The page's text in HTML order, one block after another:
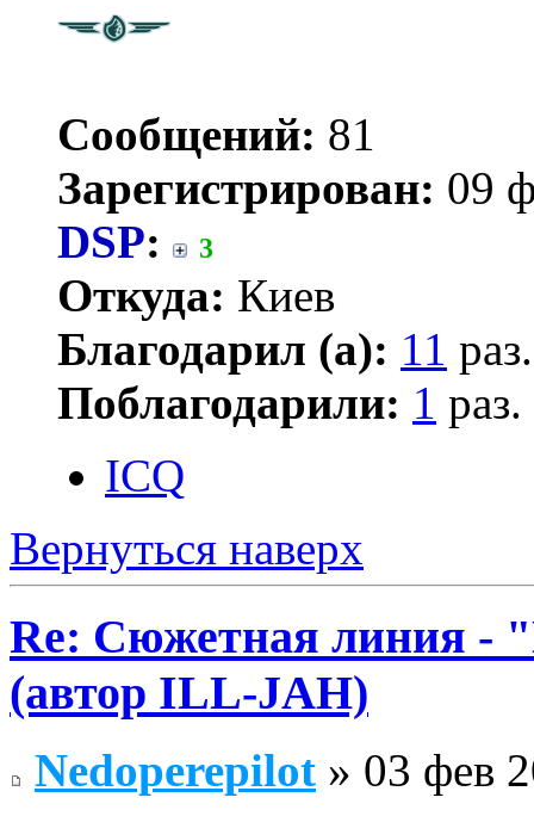
Сообщений: 81
Зарегистрирован: 09
DSP: 3
Откуда: Киев
Благодарил (а): 11 раз.
Поблагодарили: 1 раз.
ICQ
Вернуться наверх
Re: Сюжетная линия -
(автор ILL-JAH)
Nedoperepilot » 03 фев